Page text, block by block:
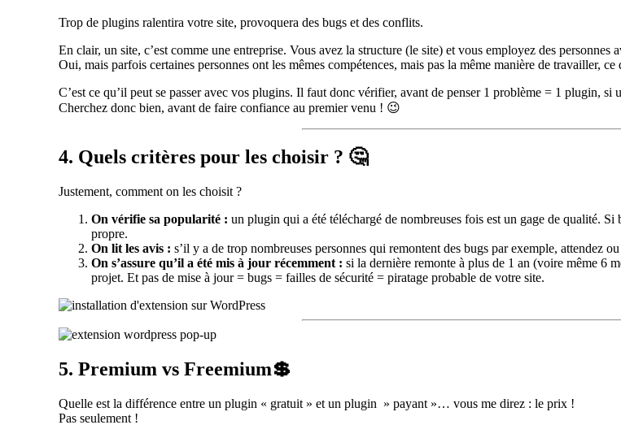
Trop de plugins ralentira votre site, provoquera des bugs et des conflits.
En clair, un site, c’est comme une entreprise. Vous avez la structure (le site) et vous employez des
Oui, mais parfois certaines personnes ont les mêmes compétences, mais pas la même manière de travailler,
C’est ce qu’il peut se passer avec vos plugins. Il faut donc vérifier, avant de penser 1 problème = 1 plugin, si
Cherchez donc bien, avant de faire confiance au premier venu ! 😉
4. Quels critères pour les choisir ? 🤔
Justement, comment on les choisit ?
On vérifie sa popularité : un plugin qui a été téléchargé de nombreuses fois est un gage de qualité.
propre.
On lit les avis : s’il y a de trop nombreuses personnes qui remontent des bugs par exemple, attendez
On s’assure qu’il a été mis à jour récemment : si la dernière remonte à plus de 1 an (voire même 6
projet. Et pas de mise à jour = bugs = failles de sécurité = piratage probable de votre site.
5. Premium vs Freemium💲
Quelle est la différence entre un plugin « gratuit » et un plugin » payant »… vous me direz : le prix !
Pas seulement !